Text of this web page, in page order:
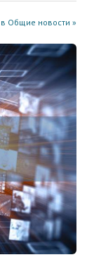
Общие новости »